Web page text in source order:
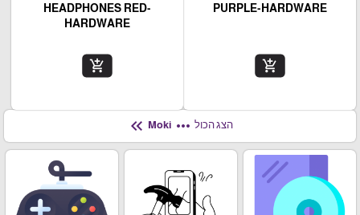
PURPLE-HARDWARE
add_shopping_cart
HEADPHONES RED-
HARDWARE
add_shopping_cart
הצג הכול more_horiz
keyboard_double_arrow_left